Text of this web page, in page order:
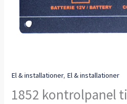
El & installationer, El & installationer
1852 kontrolpanel